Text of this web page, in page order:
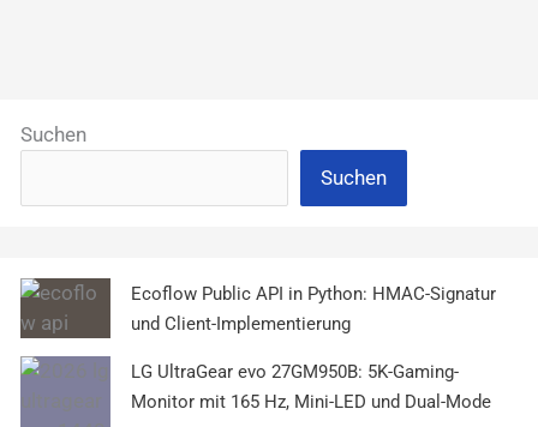
Suchen
Suchen
Ecoflow Public API in Python: HMAC-Signatur
und Client-Implementierung
LG UltraGear evo 27GM950B: 5K-Gaming-
Monitor mit 165 Hz, Mini-LED und Dual-Mode